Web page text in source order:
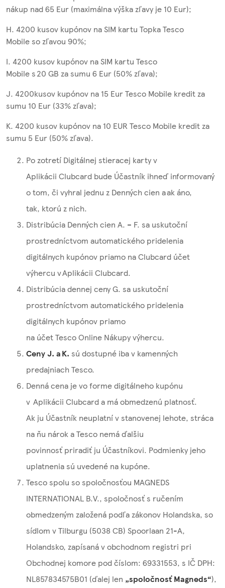
nákup nad 65 Eur (maximálna výška zľavy je 10 Eur);
H. 4200 kusov kupónov na SIM kartu Topka Tesco
Mobile so zľavou 90%;
I. 4200 kusov kupónov na SIM kartu Tesco
Mobile s 20 GB za sumu 6 Eur (50% zľava);
J. 4200kusov kupónov na 15 Eur Tesco Mobile kredit za
sumu 10 Eur (33% zľava);
K. 4200 kusov kupónov na 10 EUR Tesco Mobile kredit za
sumu 5 Eur (50% zľava).
Po zotretí Digitálnej stieracej karty v
Aplikácii Clubcard bude Účastník ihneď informovaný
o tom, či vyhral jednu z Denných cien a ak áno,
tak, ktorú z nich.
Distribúcia Denných cien A. – F. sa uskutoční
prostredníctvom automatického pridelenia
digitálnych kupónov priamo na Clubcard účet
výhercu v Aplikácii Clubcard.
Distribúcia dennej ceny G. sa uskutoční
prostredníctvom automatického pridelenia
digitálnych kupónov priamo
na účet Tesco Online Nákupy výhercu.
Ceny J. a K. sú dostupné iba v kamenných
predajniach Tesco.
Denná cena je vo forme digitálneho kupónu
v Aplikácii Clubcard a má obmedzenú platnosť.
Ak ju Účastník neuplatní v stanovenej lehote, stráca
na ňu nárok a Tesco nemá ďalšiu
povinnosť priradiť ju Účastníkovi. Podmienky jeho
uplatnenia sú uvedené na kupóne.
Tesco spolu so spoločnosťou MAGNEDS
INTERNATIONAL B.V., spoločnosť s ručením
obmedzeným založená podľa zákonov Holandska, so
sídlom v Tilburgu (5038 CB) Spoorlaan 21-A,
Holandsko, zapísaná v obchodnom registri pri
Obchodnej komore pod číslom: 69331553, s IČ DPH:
NL857834575B01 (ďalej len „spoločnosť Magneds“),